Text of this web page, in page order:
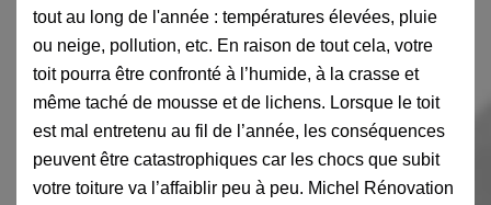
tout au long de l'année : températures élevées, pluie
ou neige, pollution, etc. En raison de tout cela, votre
toit pourra être confronté à l’humide, à la crasse et
même taché de mousse et de lichens. Lorsque le toit
est mal entretenu au fil de l’année, les conséquences
peuvent être catastrophiques car les chocs que subit
votre toiture va l’affaiblir peu à peu. Michel Rénovation